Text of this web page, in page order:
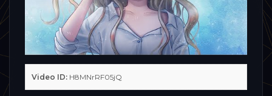
Video ID: H8MNrRF05jQ